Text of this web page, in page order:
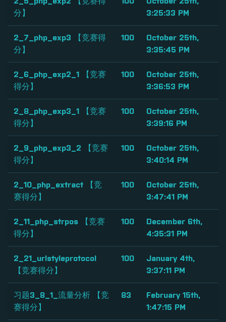
分】
3:25:33 PM
2_7_php_exp3 【竞赛得
分】
100
October 25th,
3:35:45 PM
2_6_php_exp2_1 【竞赛
得分】
100
October 25th,
3:36:53 PM
2_8_php_exp3_1 【竞赛
得分】
100
October 25th,
3:39:16 PM
2_9_php_exp3_2 【竞赛
得分】
100
October 25th,
3:40:14 PM
2_10_php_extract 【竞
赛得分】
100
October 25th,
3:47:41 PM
2_11_php_strpos 【竞赛
得分】
100
December 6th,
4:35:31 PM
2_21_urlstyleprotocol
【竞赛得分】
100
January 4th,
3:37:11 PM
习题3_8_1_流量分析 【竞
赛得分】
83
February 15th,
1:47:15 PM